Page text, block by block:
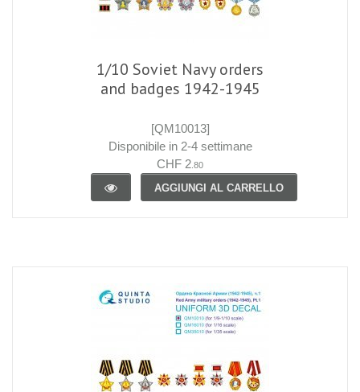
1/10 Soviet Navy orders
and badges 1942-1945
[QM10013]
Disponibile in 2-4 settimane
CHF 2 .80
AGGIUNGI AL CARRELLO